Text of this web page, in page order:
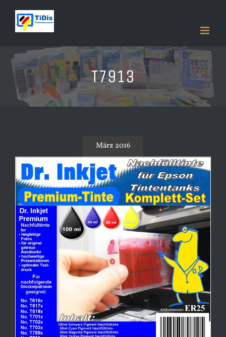
Inhalt
T7913
März 2016